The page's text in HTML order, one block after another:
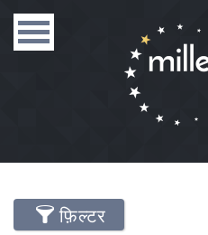
फ़िल्टर